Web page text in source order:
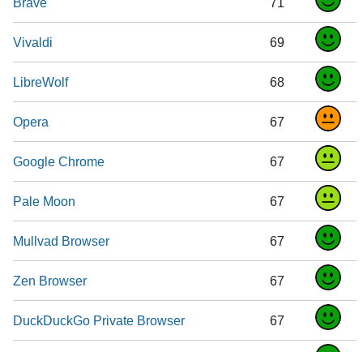
Vivaldi 69
LibreWolf 68
Opera 67
Google Chrome 67
Pale Moon 67
Mullvad Browser 67
Zen Browser 67
DuckDuckGo Private Browser 67